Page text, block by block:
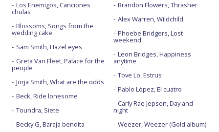
Los Enemigos, Canciones
chulas
Blossoms, Songs from the
wedding cake
Sam Smith, Hazel eyes
Greta Van Fleet, Palace for the
people
Jorja Smith, What are the odds
Beck, Ride lonesome
Toundra, Siete
Becky G, Baraja bendita
Brandon Flowers, Thrasher
Alex Warren, Wildchild
Phoebe Bridgers, Lost
weekend
Leon Bridges, Happiness
anytime
Tove Lo, Estrus
Pablo López, El cuatro
Carly Rae Jepsen, Day and
night
Weezer, Weezer (Gold album)